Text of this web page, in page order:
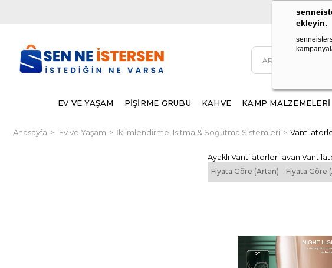
ekleyin.
1500 TL ve
EV VE YAŞAM PİŞİRME GRUBU KAHVE KAMP MALZEMELERİ
Anasayfa Ev ve Yaşam İklimlendirme, Isıtma & Soğutma Sistemleri
Ayaklı VantilatörlerTavan
Fiyata Göre (Artan)
Fiyata Göre